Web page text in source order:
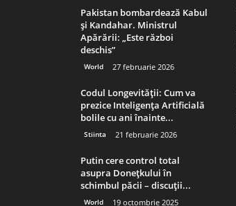
Pakistan bombardează Kabul
și Kandahar. Ministrul
Apărării: „Este război
deschis”
World 27 februarie 2026
Codul Longevității: Cum va
prezice Inteligența Artificială
bolile cu ani înainte...
Stiinta 21 februarie 2026
Putin cere control total
asupra Donețkului în
schimbul păcii – discuții...
World 19 octombrie 2025